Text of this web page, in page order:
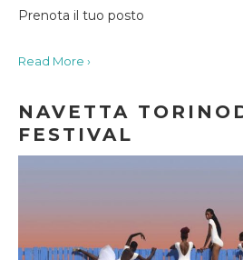
Prenota il tuo posto
Read More ›
NAVETTA
FESTIVAL